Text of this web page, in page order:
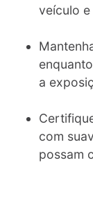
veículo
a
com
possam